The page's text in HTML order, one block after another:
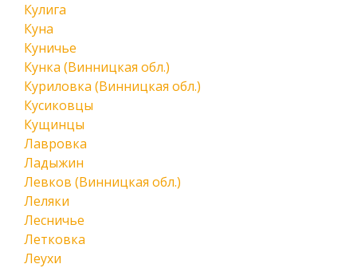
Кулига
Куна
Куничье
Кунка (Винницкая обл.)
Куриловка (Винницкая обл.)
Кусиковцы
Кущинцы
Лавровка
Ладыжин
Левков (Винницкая обл.)
Леляки
Лесничье
Летковка
Леухи